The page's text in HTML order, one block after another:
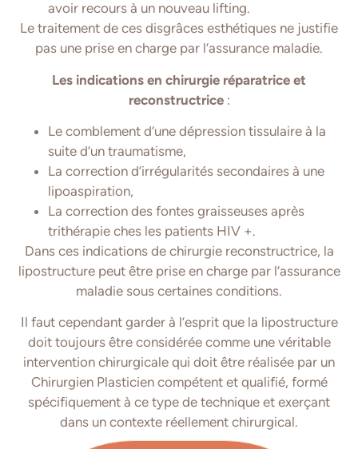
avoir recours à un nouveau lifting.
Le traitement de ces disgrâces esthétiques ne justifie
pas une prise en charge par l’assurance maladie.
Les indications en chirurgie réparatrice et
reconstructrice:
Le comblement d’une dépression tissulaire à la
suite d’un traumatisme,
La correction d’irrégularités secondaires à une
lipoaspiration,
La correction des fontes graisseuses après
trithérapie ches les patients HIV +.
Dans ces indications de chirurgie reconstructrice, la
lipostructure peut être prise en charge par l’assurance
maladie sous certaines conditions.
Il faut cependant garder à l’esprit que la lipostructure
doit toujours être considérée comme une véritable
intervention chirurgicale qui doit être réalisée par un
Chirurgien Plasticien compétent et qualifié, formé
spécifiquement à ce type de technique et exerçant
dans un contexte réellement chirurgical.